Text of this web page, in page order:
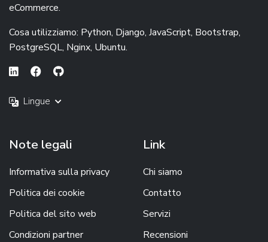
eCommerce.
Cosa utilizziamo: Python, Django, JavaScript, Bootstrap,
PostgreSQL, Nginx, Ubuntu.
Lingue
Note legali
Informativa sulla privacy
Politica dei cookie
Politica del sito web
Condizioni partner
Link
Chi siamo
Contatto
Servizi
Recensioni